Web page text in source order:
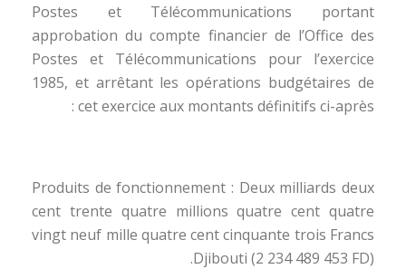
Postes et Télécommunications portant
approbation du compte financier de l’Office des
Postes et Télécommunications pour l’exercice
1985, et arrêtant les opérations budgétaires de
cet exercice aux montants définitifs ci-après :
Produits de fonctionnement : Deux milliards deux
cent trente quatre millions quatre cent quatre
vingt neuf mille quatre cent cinquante trois Francs
Djibouti (2 234 489 453 FD).